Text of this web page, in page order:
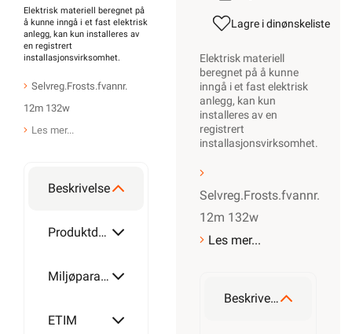
Elektrisk materiell beregnet på
å kunne inngå i et fast elektrisk
anlegg, kan kun installeres av
en registrert
installasjonsvirksomhet.
Selvreg.Frosts.fvannr.
12m 132w
Les mer...
Beskrivelse
Produktdetaljer
Miljøparametere
ETIM
Lagre i dinønskeliste
Elektrisk materiell
beregnet på å kunne
inngå i et fast elektrisk
anlegg, kan kun
installeres av en
registrert
installasjonsvirksomhet.
Selvreg.Frosts.fvannr.
12m 132w
Les mer...
Beskrivelse